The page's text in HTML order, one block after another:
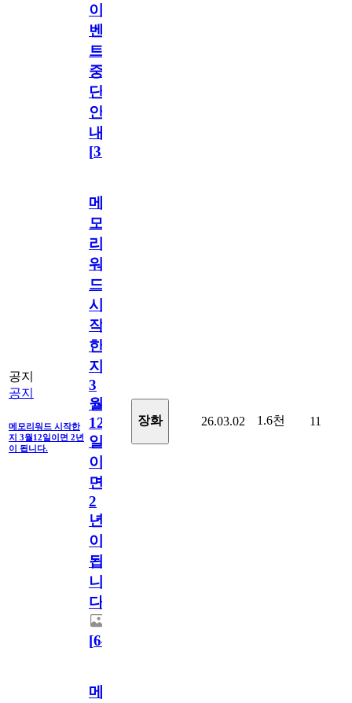
이
벤
트
중
단
안
내
[31
공지
공지
메모리워드 시작한
지 3월12일이면 2년
이 됩니다.
메
모
리
워
드
시
작
한
지
3
월
12
일
이
면
2
년
이
됩
니
다.
[64
장화 26.03.02 1.6천 11
메